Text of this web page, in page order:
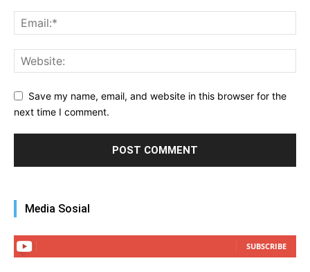
Save my name, email, and website in this browser for the
next time I comment.
Media Sosial
SUBSCRIBE